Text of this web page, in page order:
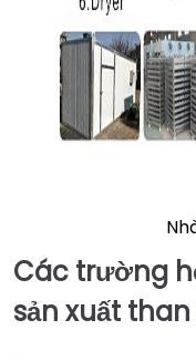
Các trường
sản xuất than